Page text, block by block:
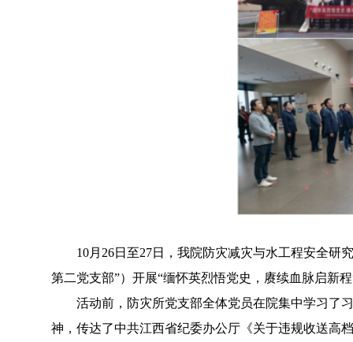
10月26日至27日，我院防灾减灾与水工程安全研
第二党支部”）开展“缅怀英烈悟党史，赓续血脉启新
活动前，防灾所党支部全体党员在院集中学习了
神，传达了中共江西省纪委办公厅《关于违规收送高